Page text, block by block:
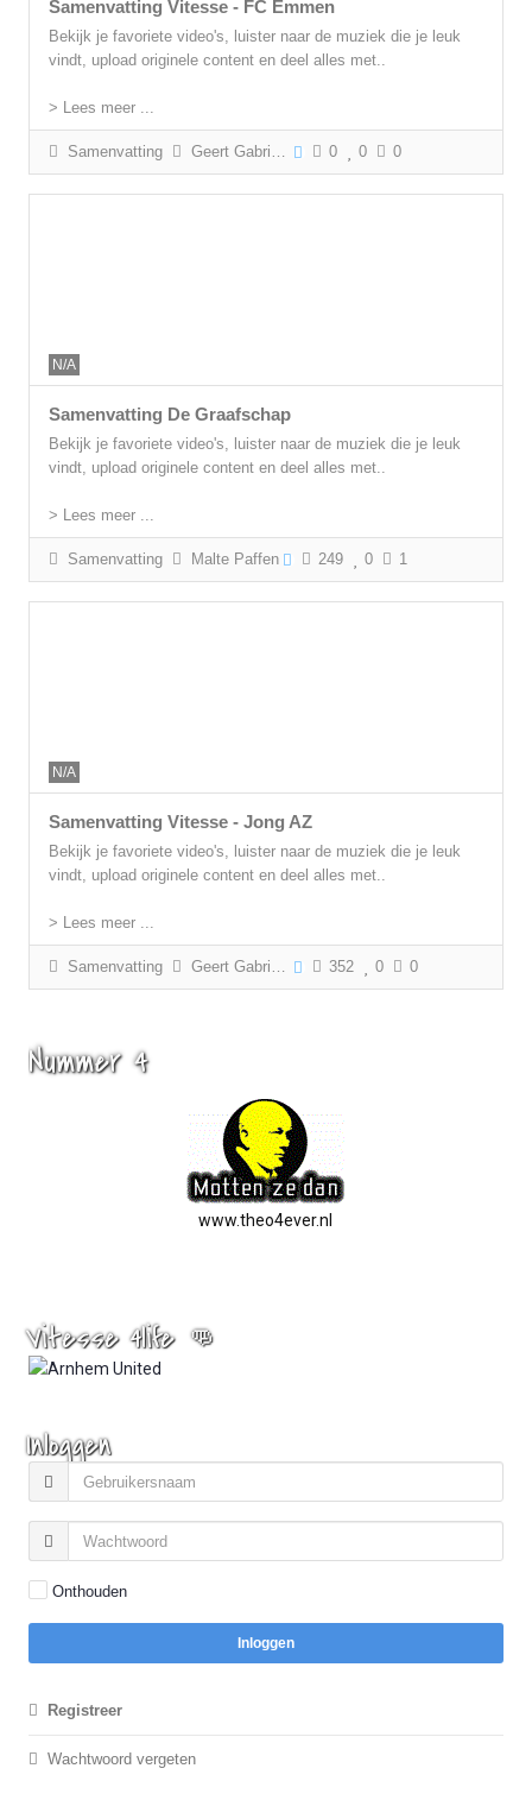
Samenvatting Vitesse - FC Emmen
Bekijk je favoriete video's, luister naar de muziek die je leuk
vindt, upload originele content en deel alles met..
> Lees meer ...
Samenvatting Geert Gabriëls 0 0 0
N/A
Samenvatting De Graafschap
Bekijk je favoriete video's, luister naar de muziek die je leuk
vindt, upload originele content en deel alles met..
> Lees meer ...
Samenvatting Malte Paffen 249 0 1
N/A
Samenvatting Vitesse - Jong AZ
Bekijk je favoriete video's, luister naar de muziek die je leuk
vindt, upload originele content en deel alles met..
> Lees meer ...
Samenvatting Geert Gabriëls 352 0 0
Nummer 4
www.theo4ever.nl
Vitesse 4life 👊
Inloggen
Onthouden
Inloggen
Registreer
Wachtwoord vergeten